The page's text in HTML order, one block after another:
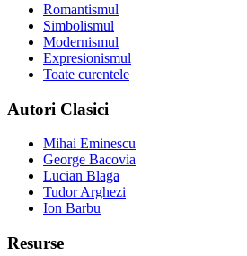
Romantismul
Simbolismul
Modernismul
Expresionismul
Toate curentele
Autori Clasici
Mihai Eminescu
George Bacovia
Lucian Blaga
Tudor Arghezi
Ion Barbu
Resurse